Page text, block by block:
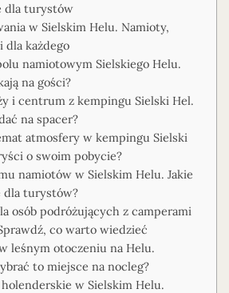
dla turystów
w Sielskim Helu. Namioty,
dla każdego
namiotowym Sielskiego Helu.
na gości?
i centrum z kempingu Sielski Hel.
na spacer?
atmosfery w kempingu Sielski
o swoim pobycie?
namiotów w Sielskim Helu. Jakie
dla turystów?
osób podróżujących z camperami
co warto wiedzieć
leśnym otoczeniu na Helu.
to miejsce na nocleg?
w Sielskim Helu.